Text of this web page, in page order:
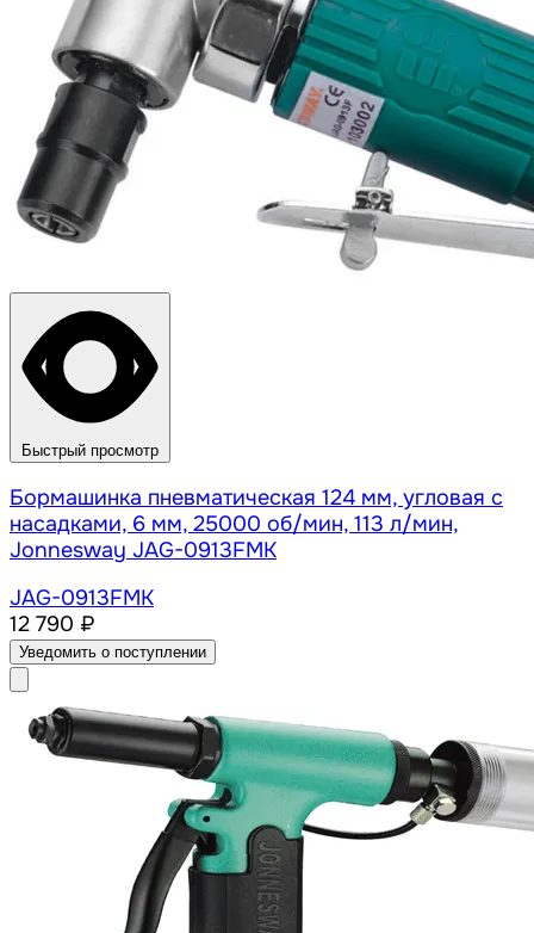
Быстрый просмотр
Бормашинка пневматическая 124 мм, угловая с
насадками, 6 мм, 25000 об/мин, 113 л/мин,
Jonnesway JAG-0913FMK
JAG-0913FMK
12 790 ₽
Уведомить о поступлении